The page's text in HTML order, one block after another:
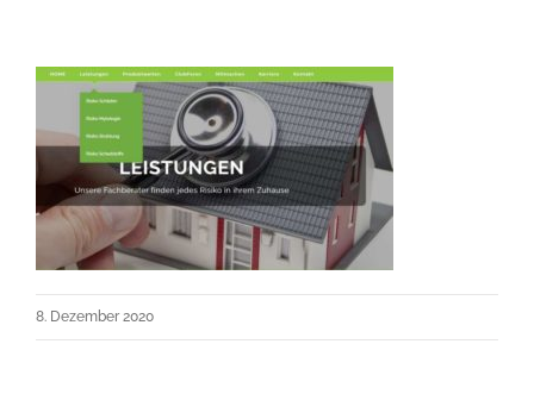
8. Dezember 2020